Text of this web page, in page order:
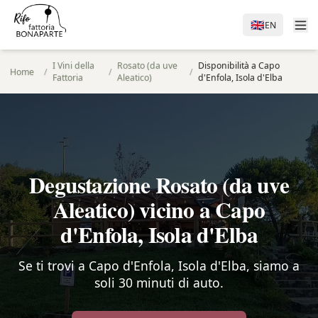
🇬🇧EN
Home / I Vini della
Fattoria
/ Rosato (da uve
Aleatico)
/ Disponibilità a Capo
d'Enfola, Isola d'Elba
Degustazione Rosato (da uve
Aleatico) vicino a Capo
d'Enfola, Isola d'Elba
Se ti trovi a Capo d'Enfola, Isola d'Elba, siamo a
soli 30 minuti di auto.